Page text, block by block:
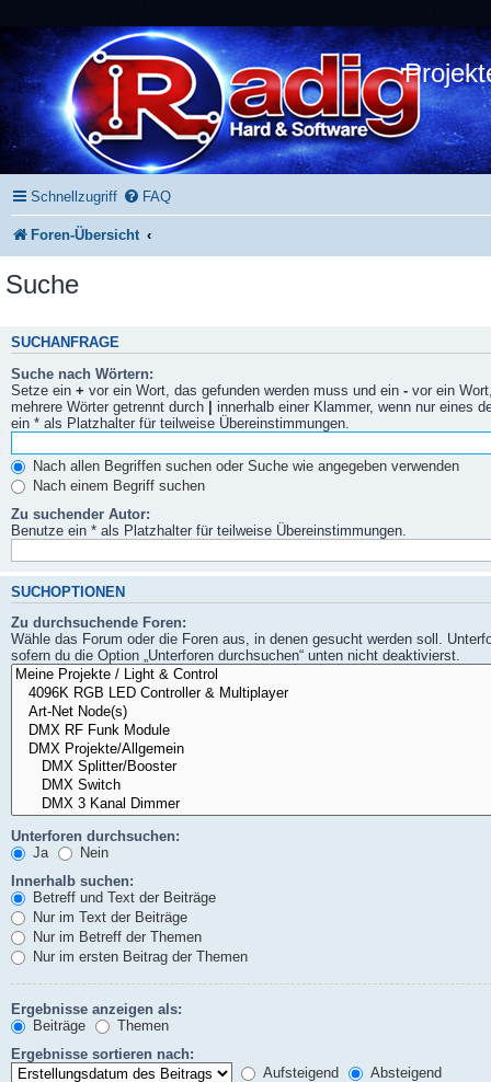
Schnellzugriff FAQ
Foren-Übersicht
Suche
SUCHANFRAGE
Suche nach Wörtern:
Setze ein + vor ein Wort, das gefunden werden muss und ein - vor ein
mehrere Wörter getrennt durch | innerhalb einer Klammer, wenn nur eines
ein * als Platzhalter für teilweise Übereinstimmungen.
Nach allen Begriffen suchen oder Suche wie angegeben verwenden
Nach einem Begriff suchen
Zu suchender Autor:
Benutze ein * als Platzhalter für teilweise Übereinstimmungen.
SUCHOPTIONEN
Zu durchsuchende Foren:
Wähle das Forum oder die Foren aus, in denen gesucht werden soll.
sofern du die Option „Unterforen durchsuchen“ unten nicht deaktivierst.
Unterforen durchsuchen:
Ja
Nein
Innerhalb suchen:
Betreff und Text der Beiträge
Nur im Text der Beiträge
Nur im Betreff der Themen
Nur im ersten Beitrag der Themen
Ergebnisse anzeigen als:
Beiträge
Themen
Ergebnisse sortieren nach:
Aufsteigend
Absteigend